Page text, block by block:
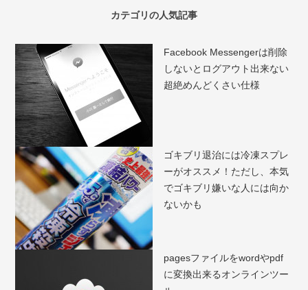
カテゴリの人気記事
Facebook Messengerは削除
しないとログアウト出来ない
超絶めんどくさい仕様
ゴキブリ退治には冷凍スプレ
ーがオススメ！ただし、本気
でゴキブリ嫌いな人には向か
ないかも
pagesファイルをwordやpdf
に変換出来るオンラインツー